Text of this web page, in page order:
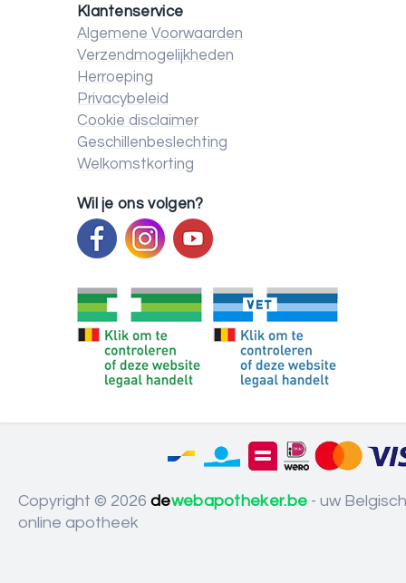
Klantenservice
Algemene Voorwaarden
Verzendmogelijkheden
Herroeping
Privacybeleid
Cookie disclaimer
Geschillenbeslechting
Welkomstkorting
Wil je ons volgen?
Copyright © 2026 dewebapotheker.be - uw
online apotheek